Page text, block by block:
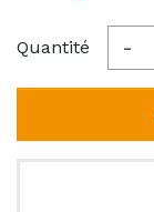
Quantité -